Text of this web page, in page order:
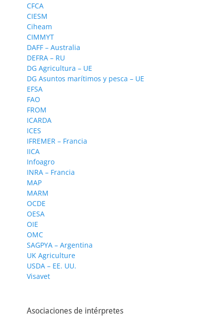
CFCA
CIESM
Ciheam
CIMMYT
DAFF – Australia
DEFRA – RU
DG Agricultura – UE
DG Asuntos marítimos y pesca – UE
EFSA
FAO
FROM
ICARDA
ICES
IFREMER – Francia
IICA
Infoagro
INRA – Francia
MAP
MARM
OCDE
OESA
OIE
OMC
SAGPYA – Argentina
UK Agriculture
USDA – EE. UU.
Visavet
Asociaciones de intérpretes